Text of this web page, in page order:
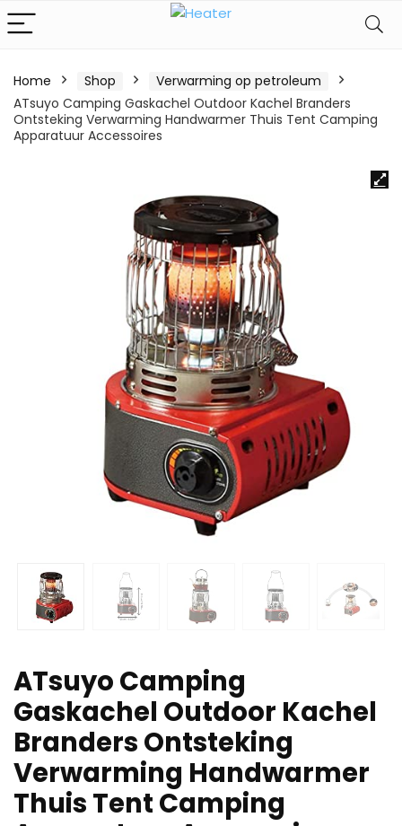
Home Shop
Verwarming op petroleum
ATsuyo Camping Gaskachel Outdoor Kachel Branders
Ontsteking Verwarming Handwarmer Thuis Tent Camping
Apparatuur Accessoires
ATsuyo Camping
Gaskachel Outdoor Kachel
Branders Ontsteking
Verwarming Handwarmer
Thuis Tent Camping